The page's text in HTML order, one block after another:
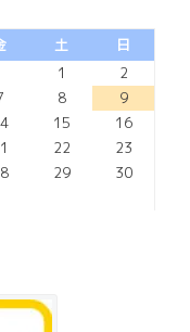
土
日
1
2
8
9
15
16
22
23
29
30